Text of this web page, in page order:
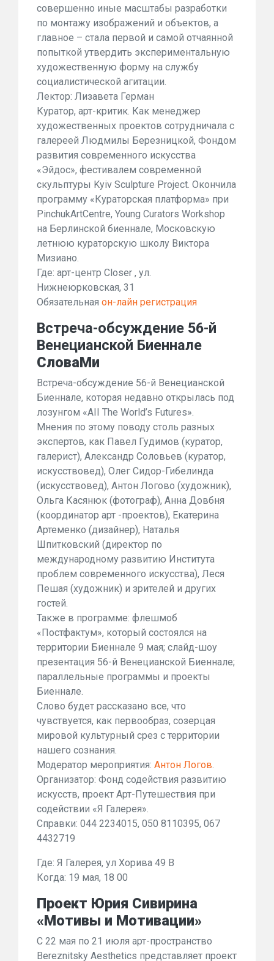
совершенно иные масштабы разработки
по монтажу изображений и объектов, а
главное – стала первой и самой отчаянной
попыткой утвердить экспериментальную
художественную форму на службу
социалистической агитации.
Лектор: Лизавета Герман
Куратор, арт-критик. Как менеджер
художественных проектов сотрудничала с
галереей Людмилы Березницкой, Фондом
развития современного искусства
«Эйдос», фестивалем современной
скульптуры Kyiv Sculpture Project. Окончила
программу «Кураторская платформа» при
PinchukArtCentrе, Young Curators Workshop
на Берлинской биеннале, Московскую
летнюю кураторскую школу Виктора
Мизиано.
Где: арт-центр Closer , ул.
Нижнеюрковская, 31
Обязательная он-лайн регистрация
Встреча-обсуждение 56-й
Венецианской Биеннале
СловаМи
Встреча-обсуждение 56-й Венецианской
Биеннале, которая недавно открылась под
лозунгом «AII The World’s Futures».
Мнения по этому поводу столь разных
экспертов, как Павел Гудимов (куратор,
галерист), Александр Соловьев (куратор,
искусствовед), Олег Сидор-Гибелинда
(искусствовед), Антон Логово (художник),
Ольга Касянюк (фотограф), Анна Довбня
(координатор арт -проектов), Екатерина
Артеменко (дизайнер), Наталья
Шпитковский (директор по
международному развитию Института
проблем современного искусства), Леся
Пешая (художник) и зрителей и других
гостей.
Также в программе: флешмоб
«Постфактум», который состоялся на
территории Биеннале 9 мая; слайд-шоу
презентация 56-й Венецианской Биеннале;
параллельные программы и проекты
Биеннале.
Слово будет рассказано все, что
чувствуется, как первообраз, созерцая
мировой культурный срез с территории
нашего сознания.
Модератор мероприятия: Антон Логов.
Организатор: Фонд содействия развитию
искусств, проект Арт-Путешествия при
содействии «Я Галерея».
Справки: 044 2234015, 050 8110395, 067
4432719
Где: Я Галерея, ул Хорива 49 B
Когда: 19 мая, 18 00
Проект Юрия Сивирина
«Мотивы и Мотивации»
С 22 мая по 21 июля арт-пространство
Bereznitsky Aesthetics представляет проект